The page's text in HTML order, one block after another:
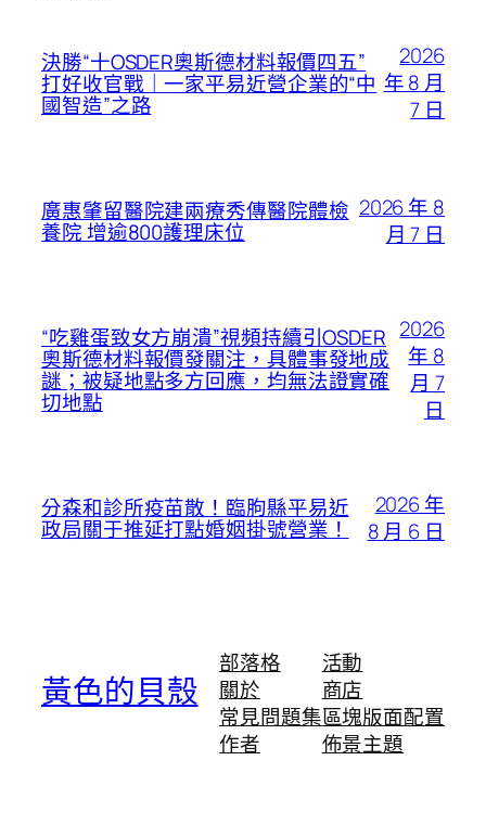
決勝“十OSDER奧斯德材料報價四五”
打好收官戰｜一家平易近營企業的“中
國智造”之路
2026
年 8 月
7 日
廣惠肇留醫院建兩療秀傳醫院體檢
養院 增逾800護理床位
2026 年 8
月 7 日
“吃雞蛋致女方崩潰”視頻持續引OSDER
奧斯德材料報價發關注，具體事發地成
謎；被疑地點多方回應，均無法證實確
切地點
2026
年 8
月 7
日
分森和診所疫苗散！臨朐縣平易近
政局關于推延打點婚姻掛號營業！
2026 年
8 月 6 日
黃色的貝殼
部落格
關於
常見問題集
作者
活動
商店
區塊版面配置
佈景主題